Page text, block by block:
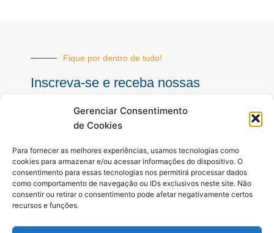
Gerenciar Consentimento
de Cookies
Para fornecer as melhores experiências, usamos tecnologias como
cookies para armazenar e/ou acessar informações do dispositivo. O
consentimento para essas tecnologias nos permitirá processar dados
como comportamento de navegação ou IDs exclusivos neste site. Não
consentir ou retirar o consentimento pode afetar negativamente certos
recursos e funções.
Fique por dentro de tudo!
Inscreva-se e receba nossas
mail
INSCREVER